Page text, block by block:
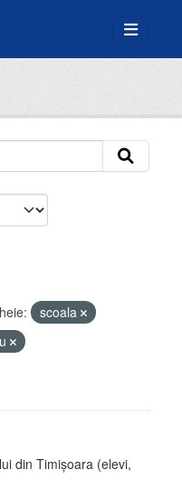
scoala
din Timișoara (elevi,